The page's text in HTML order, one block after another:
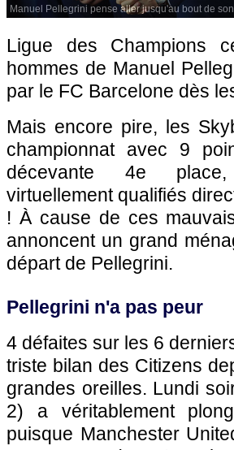
Manuel Pellegrini pense aller jusqu'au bout de
Ligue des Champions
hommes de Manuel
par le FC Barcelone dès
Mais encore pire, les
championnat avec 9
décevante 4e
virtuellement qualifiés
! À cause de ces
annoncent un grand
départ de Pellegrini.
Pellegrini n'a pas peur
4 défaites sur les 6
triste bilan des Citizens
grandes oreilles. Lundi
2) a véritablement
puisque Manchester